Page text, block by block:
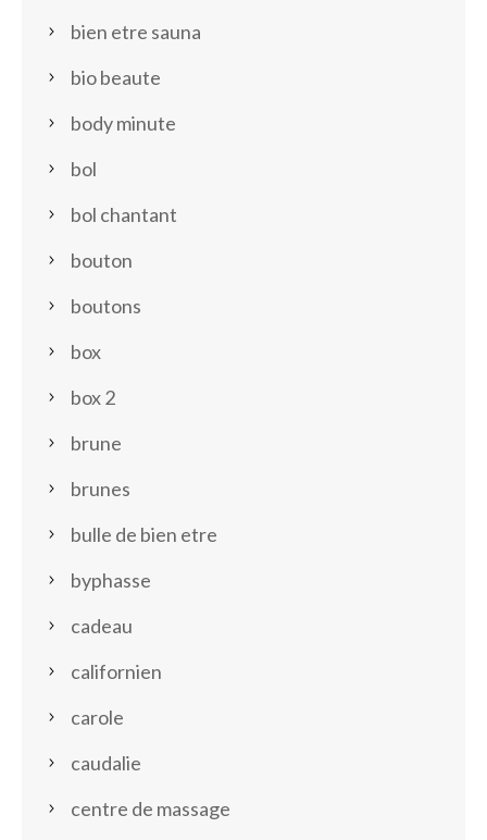
bien etre sauna
bio beaute
body minute
bol
bol chantant
bouton
boutons
box
box 2
brune
brunes
bulle de bien etre
byphasse
cadeau
californien
carole
caudalie
centre de massage